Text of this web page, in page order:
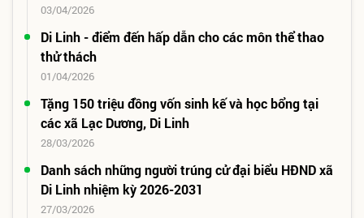
03/04/2026
Di Linh - điểm đến hấp dẫn cho các môn thể thao
thử thách
01/04/2026
Tặng 150 triệu đồng vốn sinh kế và học bổng tại
các xã Lạc Dương, Di Linh
28/03/2026
Danh sách những người trúng cử đại biểu HĐND xã
Di Linh nhiệm kỳ 2026-2031
27/03/2026